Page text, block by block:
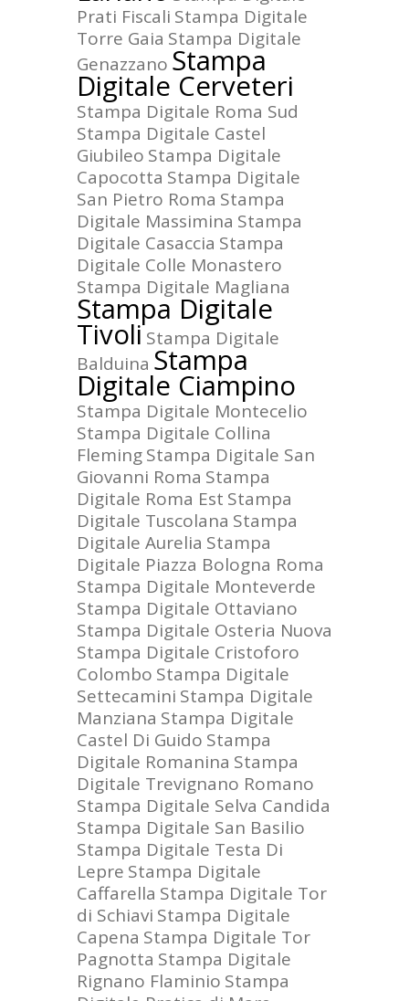
Prati Fiscali Stampa Digitale
Torre Gaia Stampa Digitale
Genazzano Stampa
Digitale Cerveteri
Stampa Digitale Roma Sud
Stampa Digitale Castel
Giubileo Stampa Digitale
Capocotta Stampa Digitale
San Pietro Roma Stampa
Digitale Massimina Stampa
Digitale Casaccia Stampa
Digitale Colle Monastero
Stampa Digitale Magliana
Stampa Digitale
Tivoli Stampa Digitale
Balduina Stampa
Digitale Ciampino
Stampa Digitale Montecelio
Stampa Digitale Collina
FlemingStampa Digitale San
Giovanni Roma Stampa
Digitale Roma Est Stampa
Digitale Tuscolana Stampa
Digitale Aurelia Stampa
Digitale Piazza Bologna Roma
Stampa Digitale Monteverde
Stampa Digitale Ottaviano
Stampa Digitale Osteria Nuova
Stampa Digitale Cristoforo
Colombo Stampa Digitale
Settecamini Stampa Digitale
Manziana Stampa Digitale
Castel Di Guido Stampa
Digitale Romanina Stampa
Digitale Trevignano Romano
Stampa Digitale Selva Candida
Stampa Digitale San Basilio
Stampa Digitale Testa Di
Lepre Stampa Digitale
Caffarella Stampa Digitale Tor
di Schiavi Stampa Digitale
Capena Stampa Digitale Tor
Pagnotta Stampa Digitale
Rignano Flaminio Stampa